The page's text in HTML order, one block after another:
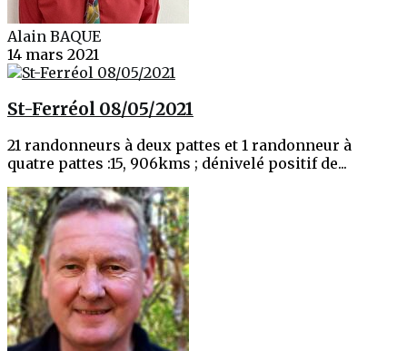
Alain BAQUE
14 mars 2021
St-Ferréol 08/05/2021
21 randonneurs à deux pattes et 1 randonneur à
quatre pattes :15, 906kms ; dénivelé positif de...